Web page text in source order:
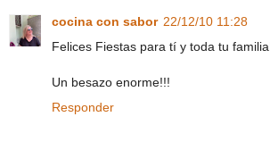
cocina con sabor 22/12/10 11:28
Felices Fiestas para tí y toda tu
Un besazo enorme!!!
Responder